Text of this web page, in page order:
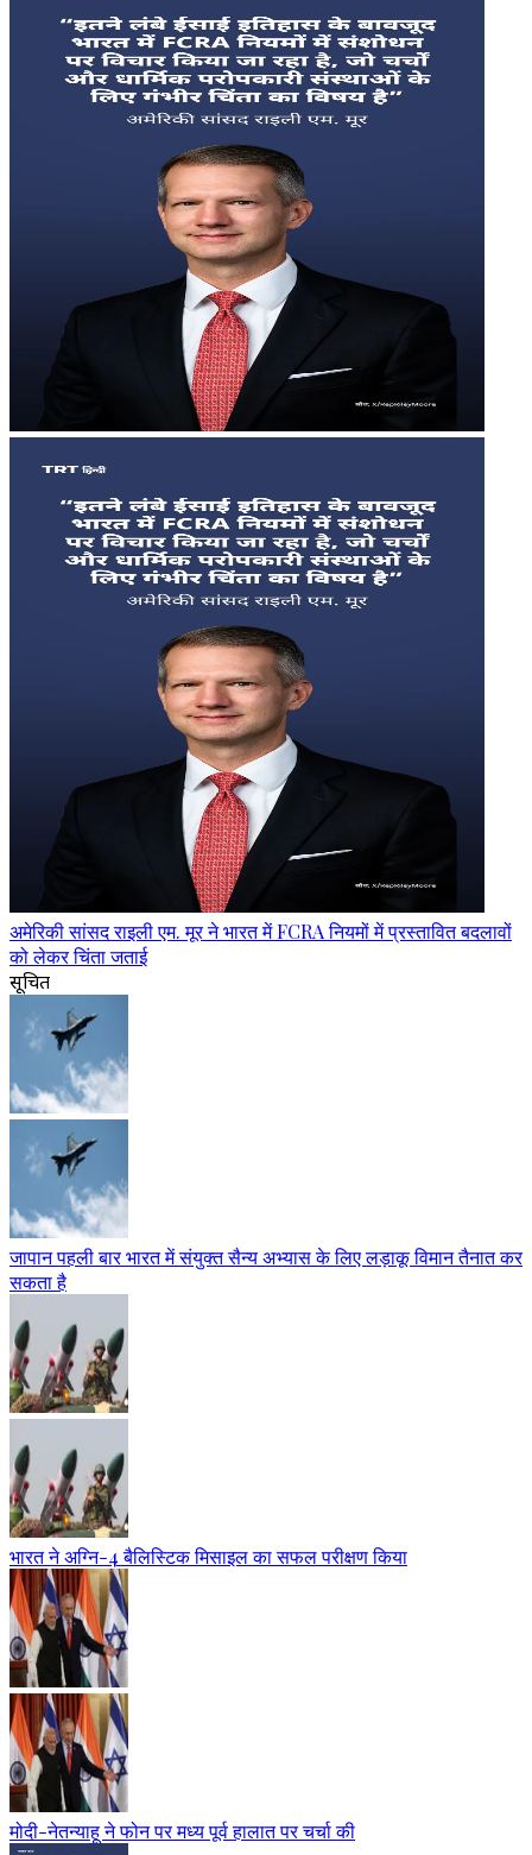
अमेरिकी सांसद राइली एम. मूर ने भारत में FCRA नियमों में प्रस्तावित बदलावों
को लेकर चिंता जताई
सूचित
जापान पहली बार भारत में संयुक्त सैन्य अभ्यास के लिए लड़ाकू विमान तैनात कर
सकता है
भारत ने अग्नि-4 बैलिस्टिक मिसाइल का सफल परीक्षण किया
मोदी-नेतन्याहू ने फोन पर मध्य पूर्व हालात पर चर्चा की